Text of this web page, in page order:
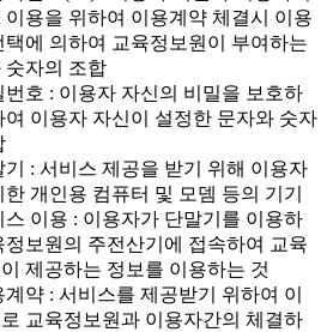
이용을 위하여 이용계약 체결시 이용
택에 의하여 교육정보원이 부여하는
숫자의 조합
호 : 이용자 자신의 비밀을 보호하
여 이용자 자신이 설정한 문자와 숫자
: 서비스 제공을 받기 위해 이용자
한 개인용 컴퓨터 및 모뎀 등의 기기
이용 : 이용자가 단말기를 이용하
정보원의 주전산기에 접속하여 교육
제공하는 정보를 이용하는 것
약 : 서비스를 제공받기 위하여 이
교육정보원과 이용자간의 체결하